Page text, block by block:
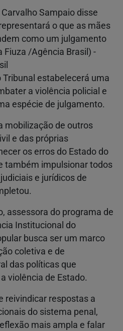
Sampaio disse
o que as mães
como um julgamento
Fiuza /Agência Brasil) -
Tribunal estabelecerá uma
a violência policial e
espécie de julgamento.
mobilização de outros
e das próprias
os erros do Estado do
também impulsionar todos
e jurídicos de
assessora do programa de
Institucional do
busca ser um marco
coletiva e de
das políticas que
violência de Estado.
reivindicar respostas a
do sistema penal,
mais ampla e falar